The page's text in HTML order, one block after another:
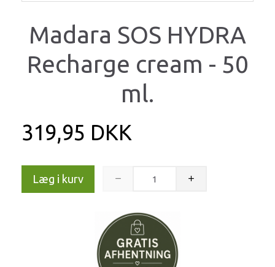
Madara SOS HYDRA
Recharge cream - 50
ml.
319,95 DKK
Læg i kurv